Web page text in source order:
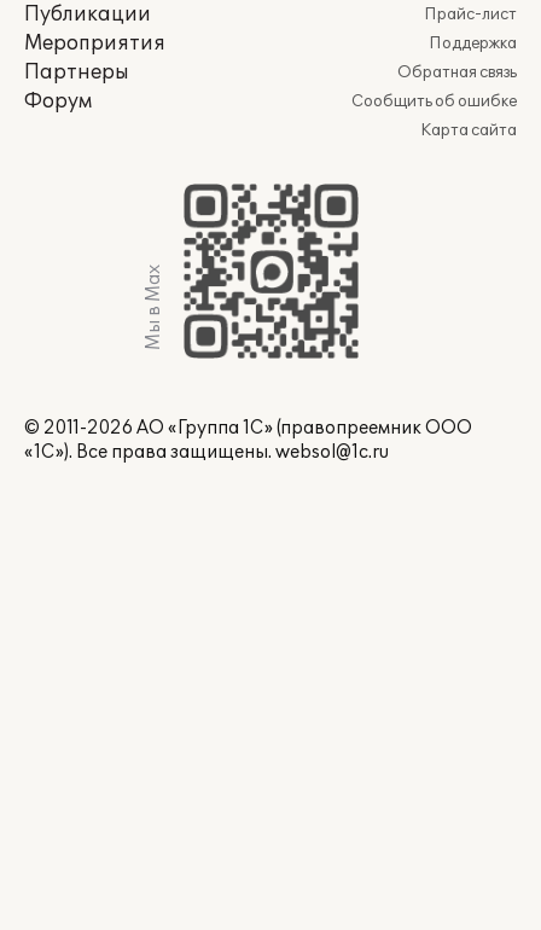
Публикации
Мероприятия
Партнеры
Форум
Прайс-лист
Поддержка
Обратная связь
Сообщить об ошибке
Карта сайта
Мы в Max
© 2011-2026 АО «Группа 1С» (правопреемник ООО
«1С»). Все права защищены. websol@1c.ru